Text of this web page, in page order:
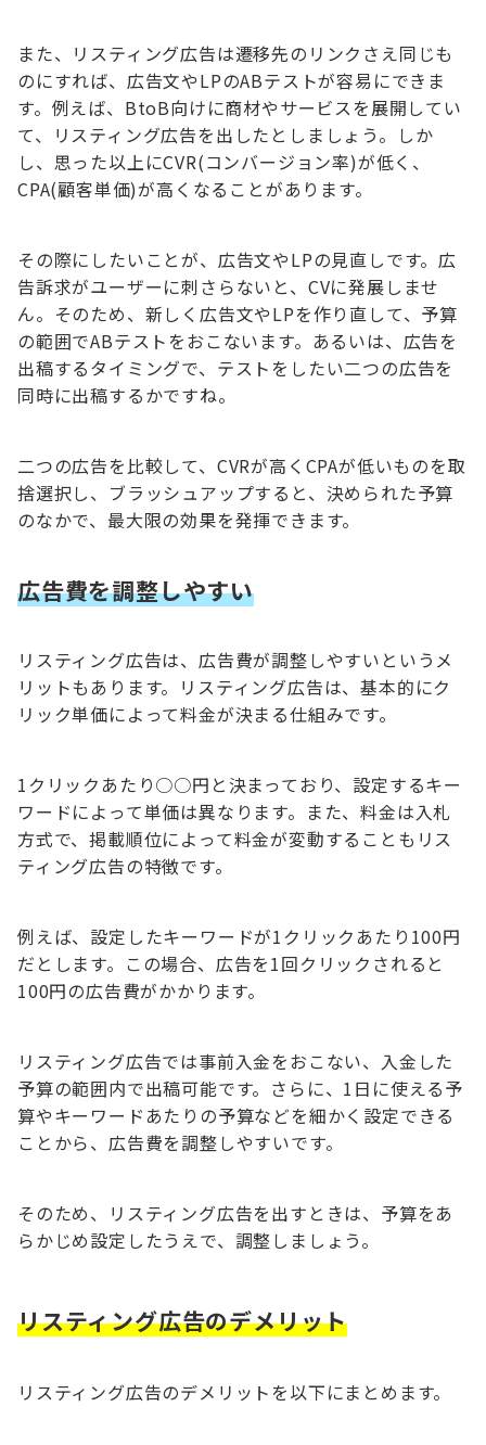
また、リスティング広告は遷移先のリンクさえ同じも
のにすれば、広告文やLPのABテストが容易にできま
す。例えば、BtoB向けに商材やサービスを展開してい
て、リスティング広告を出したとしましょう。しか
し、思った以上にCVR(コンバージョン率)が低く、
CPA(顧客単価)が高くなることがあります。
その際にしたいことが、広告文やLPの見直しです。広
告訴求がユーザーに刺さらないと、CVに発展しませ
ん。そのため、新しく広告文やLPを作り直して、予算
の範囲でABテストをおこないます。あるいは、広告を
出稿するタイミングで、テストをしたい二つの広告を
同時に出稿するかですね。
二つの広告を比較して、CVRが高くCPAが低いものを取
捨選択し、ブラッシュアップすると、決められた予算
のなかで、最大限の効果を発揮できます。
広告費を調整しやすい
リスティング広告は、広告費が調整しやすいというメ
リットもあります。リスティング広告は、基本的にク
リック単価によって料金が決まる仕組みです。
1クリックあたり○○円と決まっており、設定するキー
ワードによって単価は異なります。また、料金は入札
方式で、掲載順位によって料金が変動することもリス
ティング広告の特徴です。
例えば、設定したキーワードが1クリックあたり100円
だとします。この場合、広告を1回クリックされると
100円の広告費がかかります。
リスティング広告では事前入金をおこない、入金した
予算の範囲内で出稿可能です。さらに、1日に使える予
算やキーワードあたりの予算などを細かく設定できる
ことから、広告費を調整しやすいです。
そのため、リスティング広告を出すときは、予算をあ
らかじめ設定したうえで、調整しましょう。
リスティング広告のデメリット
リスティング広告のデメリットを以下にまとめます。